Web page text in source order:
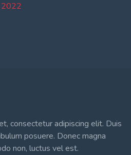
2022
consectetur adipiscing elit. Duis
posuere. Donec magna
non, luctus vel est.